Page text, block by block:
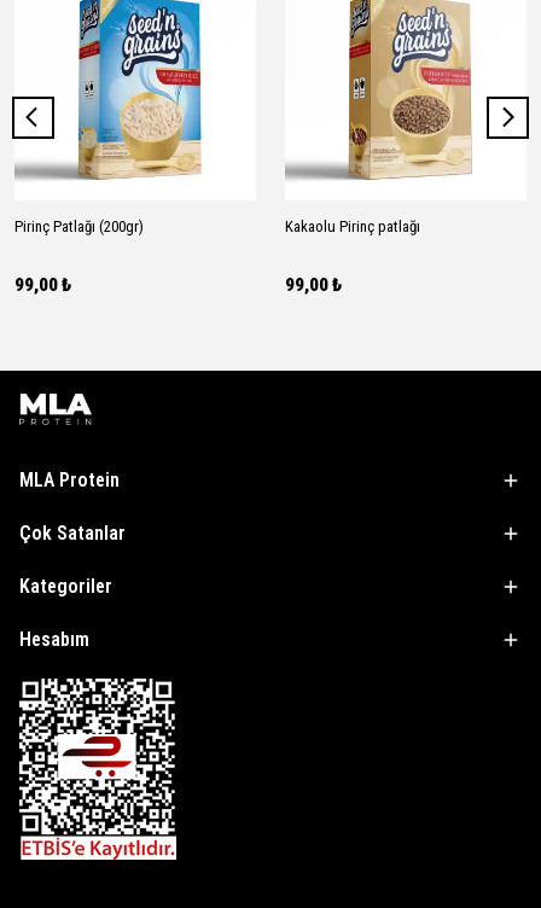
Pirinç Patlağı (200gr)
99,00 ₺
Kakaolu Pirinç patlağı
99,00 ₺
MLA Protein
Çok Satanlar
Kategoriler
Hesabım